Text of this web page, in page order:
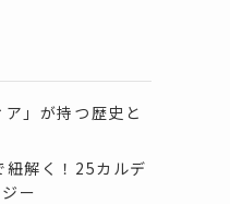
」が持つ歴史と
紐解く！25カルデ
ー